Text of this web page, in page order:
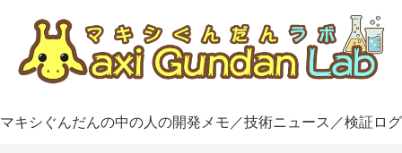
マキシぐんだんの中の人の開発メモ／技術ニュース／検証ログ